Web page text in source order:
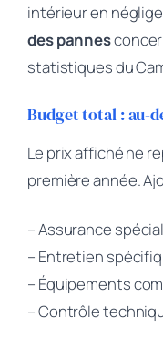
intérieur en
des pannes
statistiques du
Budget total : au-
Le prix affiché ne
première année.
– Assurance
– Entretien
– Équipements
– Contrôle